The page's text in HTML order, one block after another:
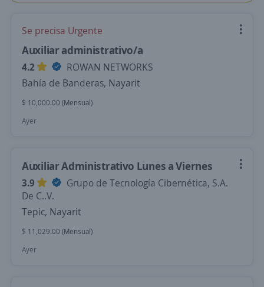
Se precisa Urgente
Auxiliar administrativo/a
4.2
ROWAN NETWORKS
Bahía de Banderas, Nayarit
$ 10,000.00 (Mensual)
Ayer
Auxiliar Administrativo Lunes a Viernes
3.9
Grupo de Tecnología Cibernética, S.A.
De C..V.
Tepic, Nayarit
$ 11,029.00 (Mensual)
Ayer